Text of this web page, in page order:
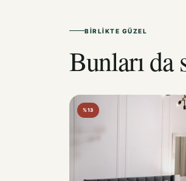
BIRLIKTE GÜZEL
Bunları da
%13